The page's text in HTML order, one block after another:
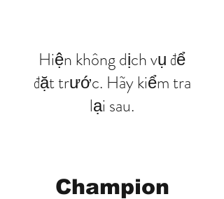
Hiện không dịch vụ để
đặt trước. Hãy kiểm tra
lại sau.
Champion